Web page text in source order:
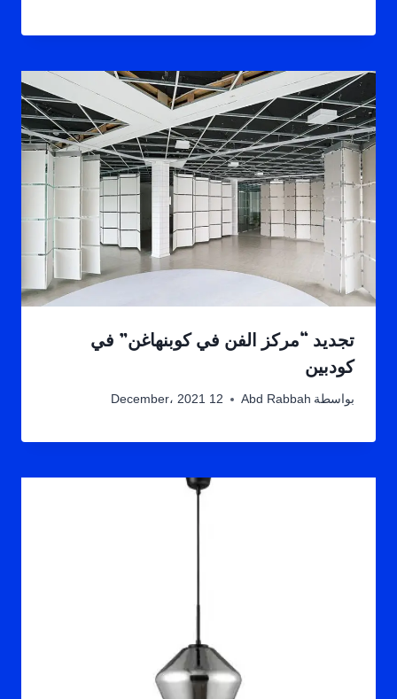
تجديد “مركز الفن في كوبنهاغن” في
كودبين
بواسطة Abd Rabbah 12 December، 2021